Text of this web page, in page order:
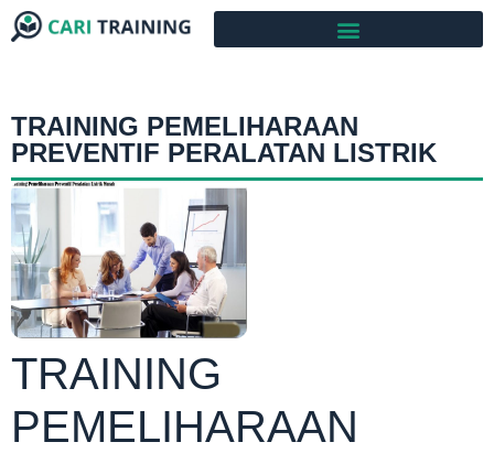
TRAINING PEMELIHARAAN
PREVENTIF PERALATAN LISTRIK
TRAINING
PEMELIHARAAN